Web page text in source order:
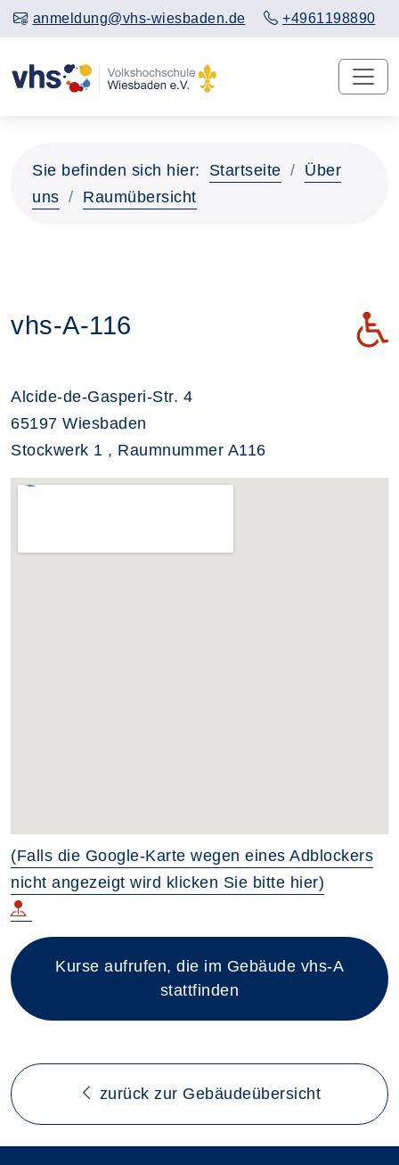
anmeldung@vhs-wiesbaden.de +4961198890
Sie befinden sich hier: Startseite
Über
uns
Raumübersicht
vhs-A-116 Das
Alcide-de-Gasperi-Str. 4
65197 Wiesbaden
Stockwerk 1 , Raumnummer A116
(Falls die Google-Karte wegen eines Adblockers
nicht angezeigt wird klicken Sie bitte hier)
Kurse aufrufen, die im Gebäude vhs-A
stattfinden
zurück zur Gebäudeübersicht